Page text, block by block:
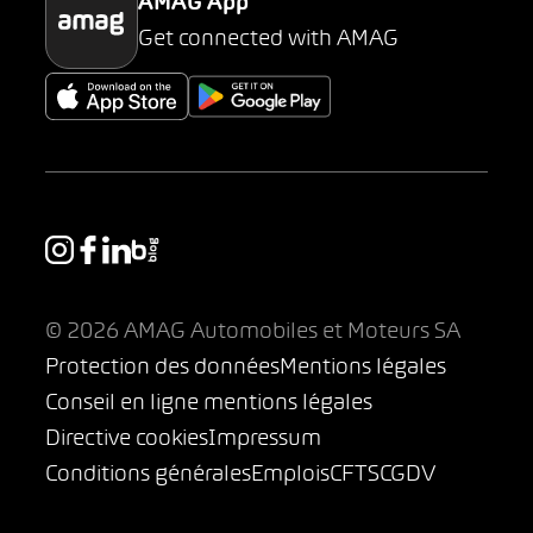
AMAG App
Get connected with AMAG
© 2026 AMAG Automobiles et Moteurs SA
Protection des donnéesMentions légales
Conseil en ligne mentions légales
Directive cookiesImpressum
Conditions généralesEmploisCFTSCGDV